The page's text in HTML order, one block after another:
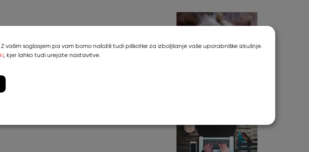
soglasjem pa vam bomo naložili tudi piškotke za izboljšanje vaše uporabniške izkušnje.
, kjer lahko tudi urejate nastavitve.